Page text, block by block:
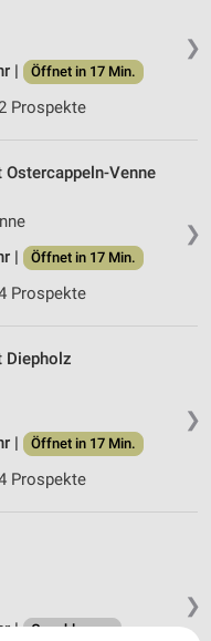
❯
|
Öffnet in 17 Min.
Prospekte
❯
Venne
|
Öffnet in 17 Min.
Prospekte
❯
Diepholz
|
Öffnet in 17 Min.
Prospekte
❯
| Geschlossen